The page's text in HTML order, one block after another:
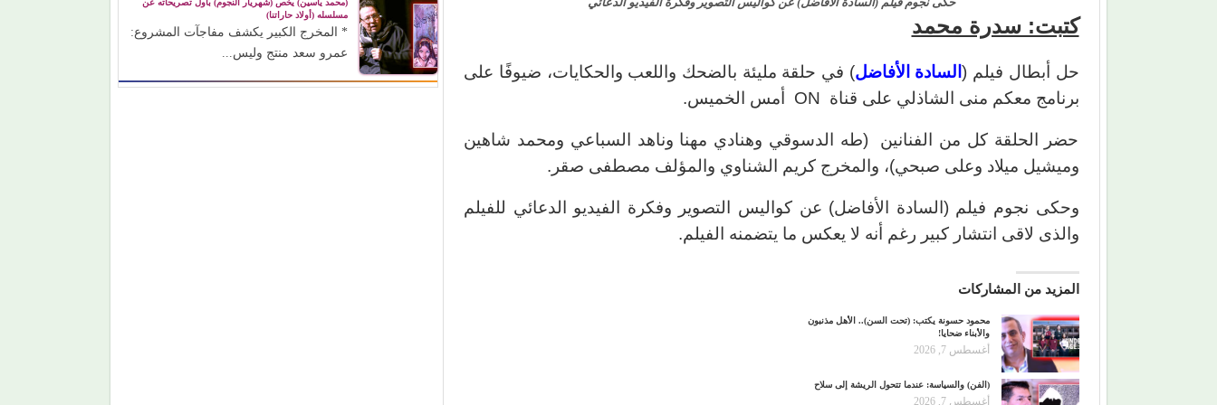
كتبت: سدرة محمد
حل أبطال فيلم (السادة الأفاضل) في حلقة مليئة بالضحك واللعب والحكايات، ضيوفًا على
برنامج معكم منى الشاذلي على قناة ON أمس الخميس.
حضر الحلقة كل من الفنانين (طه الدسوقي وهنادي مهنا وناهد السباعي ومحمد شاهين
وميشيل ميلاد وعلى صبحي)، والمخرج كريم الشناوي والمؤلف مصطفى صقر.
وحكى نجوم فيلم (السادة الأفاضل) عن كواليس التصوير وفكرة الفيديو الدعائي للفيلم
والذى لاقى انتشار كبير رغم أنه لا يعكس ما يتضمنه الفيلم.
المزيد من المشاركات
محمود حسونة يكتب: (تحت السن).. الأهل مذنبون
والأبناء ضحايا!
أغسطس 7, 2026
(الفن) والسياسة: عندما تتحول الريشة إلى سلاح
أغسطس 7, 2026
(محمد ياسين) يخص (شهريار النجوم) بأول تصريحاته عن
مسلسله (أولاد حاراتنا)
* المخرج الكبير يكشف مفاجآت المشروع:
عمرو سعد منتج وليس...